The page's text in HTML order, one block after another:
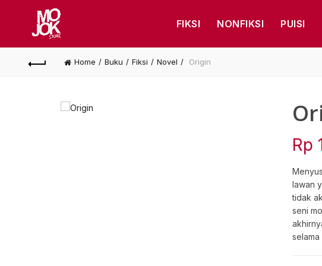
FIKSI NONFIKSI PUISI
Home Buku Fiksi Novel Origin
Rp
lawan
tidak
seni